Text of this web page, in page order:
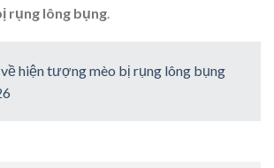
rụng lông bụng
hiện tượng mèo bị rụng lông bụng